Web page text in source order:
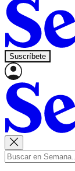
Suscríbete